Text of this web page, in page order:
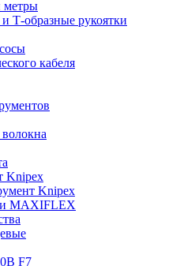
метры
Т-образные рукоятки
кабеля
Knipex
Knipex
MAXIFLEX
F7